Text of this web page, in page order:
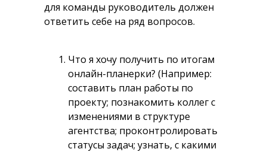
для команды руководитель должен
ответить себе на ряд вопросов.
Что я хочу получить по итогам
онлайн-планерки? (Например:
составить план работы по
проекту; познакомить коллег с
изменениями в структуре
агентства; проконтролировать
статусы задач; узнать, с какими